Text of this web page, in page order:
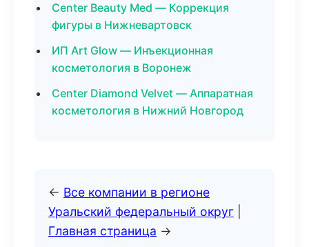
Center Beauty Med — Коррекция
фигуры в Нижневартовск
ИП Art Glow — Инъекционная
косметология в Воронеж
Center Diamond Velvet — Аппаратная
косметология в Нижний Новгород
← Все компании в регионе
Уральский федеральный округ
Главная страница →